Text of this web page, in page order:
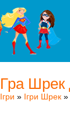
Гра Шрек
Ігри » Ігри Шрек »